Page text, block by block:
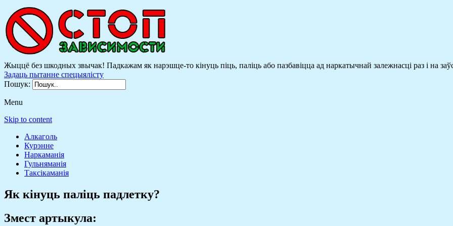
Жыццё без шкодных звычак! Падкажам як нарэшце-то кінуць піць, паліць або пазбавіцца ад наркатычнай залежнасці раз і на
Задаць пытанне спецыялісту
Пошук:
Menu
Skip to content
Алкаголь
Курэнне
Наркаманія
Гульняманія
Таксікаманія
Як кінуць паліць падлетку?
Змест артыкула: